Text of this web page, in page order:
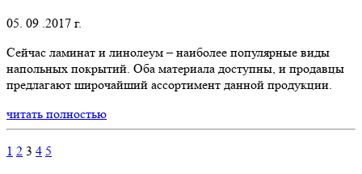
05. 09 .2017 г.
Сейчас ламинат и линолеум – наиболее популярные виды
напольных покрытий. Оба материала доступны, и продавцы
предлагают широчайший ассортимент данной продукции.
читать полностью
1 2 3 4 5